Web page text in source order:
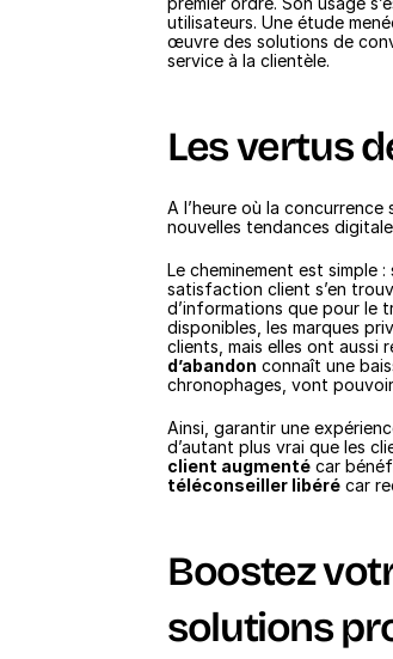
utilisateurs. Une étude
œuvre des solutions de
service à la clientèle.
Les vertus
A l’heure où la
nouvelles tendances
Le cheminement est simple
satisfaction client s’en
d’informations que pour le
disponibles, les marques
clients, mais elles ont aussi
d’abandon connaît une
chronophages, vont
Ainsi, garantir une
d’autant plus vrai que les
client augmenté
téléconseiller libéré car
Boostez
solutions